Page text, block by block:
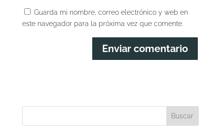
Guarda mi nombre, correo electrónico y web en
este navegador para la próxima vez que comente.